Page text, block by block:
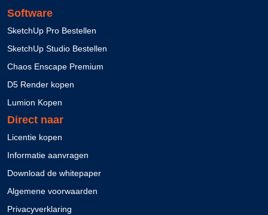
Software
SketchUp Pro Bestellen
SketchUp Studio Bestellen
Chaos Enscape Premium
D5 Render kopen
Lumion Kopen
Direct naar
Licentie kopen
Informatie aanvragen
Download de whitepaper
Algemene voorwaarden
Privacyverklaring